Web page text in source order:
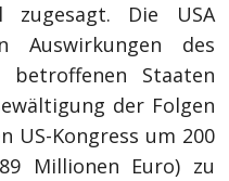
zugesagt. Die USA
Auswirkungen des
betroffenen Staaten
der Folgen
US-Kongress um 200
Millionen Euro) zu